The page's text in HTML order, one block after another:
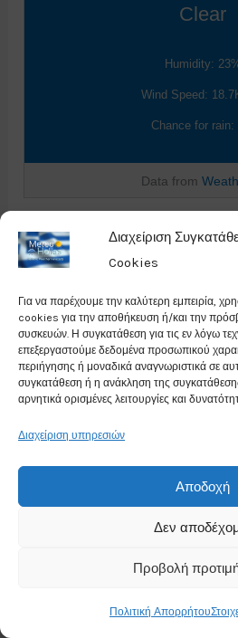
Διαχείριση
Cookies
Για να παρέχουμε την καλύτερη εμπειρία,
cookies για την αποθήκευση ή/και την
συσκευών. Η συγκατάθεση για τις εν λόγω
επεξεργαστούμε δεδομένα προσωπικού
περιήγησης ή μοναδικά αναγνωριστικά σε
συγκατάθεση ή η ανάκληση της
αρνητικά ορισμένες λειτουργίες και
Διαχείριση υπηρεσιών
Αποδοχή
Δεν
Προβολή
Πολιτική Απορρήτου
Clear
Humidity:
Wind Speed:
Chance for rain:
Data from
Weather in
Humidity: 47%
Wind Speed: